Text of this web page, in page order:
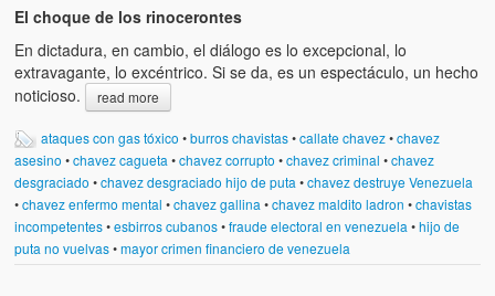
Versos
Videos
Chistes
El choque de los rinocerontes
En dictadura, en cambio, el diálogo es lo excepcional, lo
extravagante, lo excéntrico. Si se da, es un espectáculo, un hecho
noticioso.
read more
ataques con gas tóxico •burros chavistas•callate chavez•chavez
asesino •chavez cagueta •chavez corrupto •chavez criminal •chavez
desgraciado •chavez desgraciado hijo de puta •chavez destruye Venezuela
•chavez enfermo mental •chavez gallina •chavez maldito ladron •chavistas
incompetentes•esbirros cubanos•fraude electoral en venezuela •hijo de
puta no vuelvas•mayor crimen financiero de venezuela